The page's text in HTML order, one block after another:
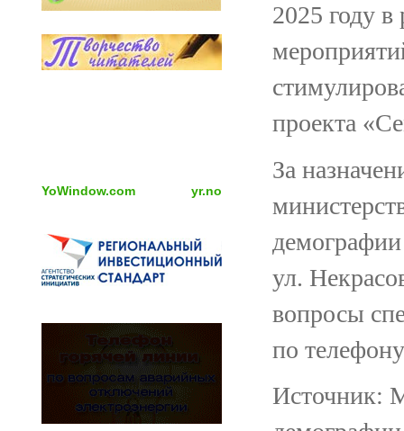
YoWindow.com yr.no
2025 году
проекта
За
ул.
вопросы
по
Источник: